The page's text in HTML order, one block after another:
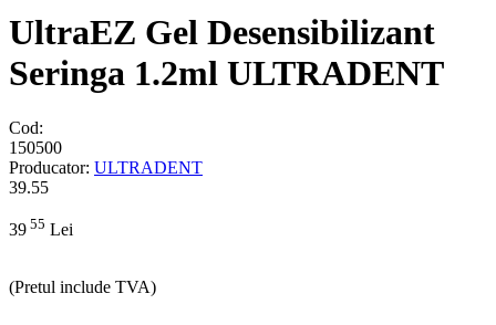
UltraEZ Gel Desensibilizant
Seringa 1.2ml ULTRADENT
Cod:
150500
Producator: ULTRADENT
39.55
39 55 Lei
(Pretul include TVA)